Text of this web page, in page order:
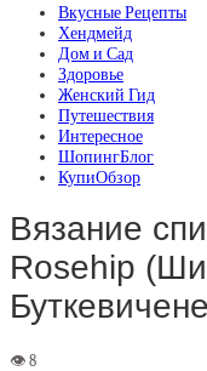
Вкусные Рецепты
Хендмейд
Дом и Сад
Здоровье
Женский Гид
Путешествия
Интересное
ШопингБлог
КупиОбзор
Вязание
Rosehip